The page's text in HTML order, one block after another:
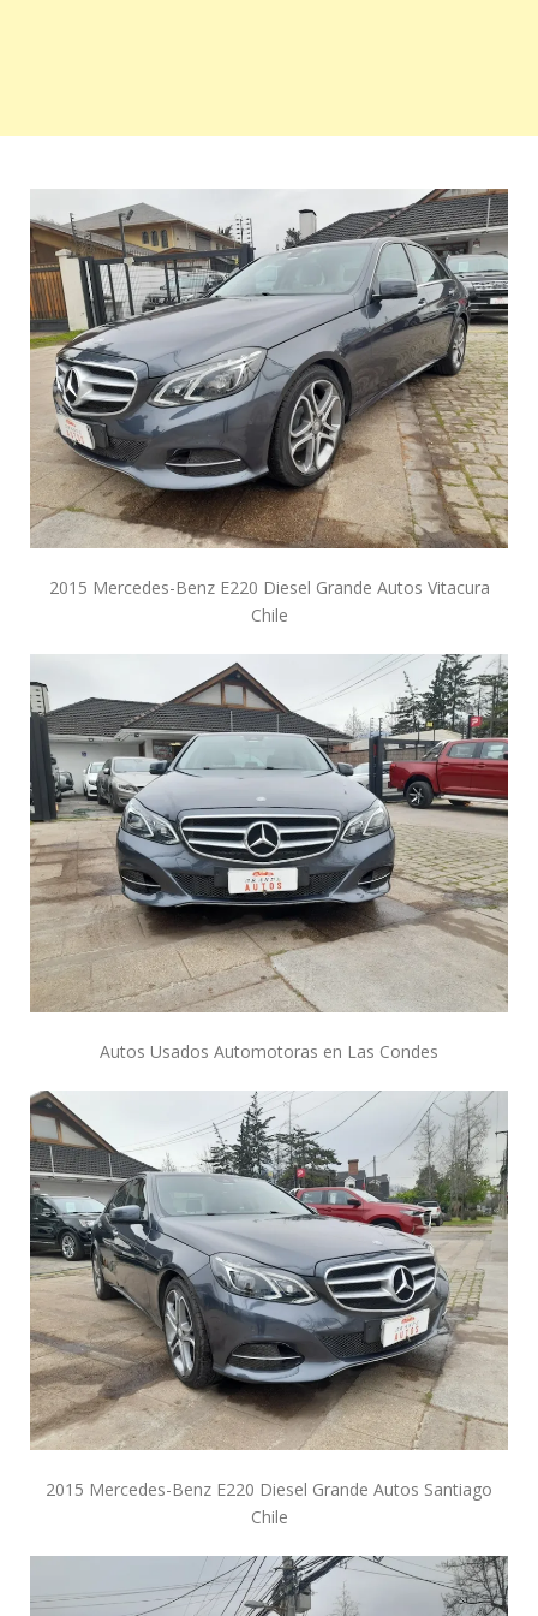
2015 Mercedes-Benz E220 Diesel Grande Autos Vitacura
Chile
Autos Usados Automotoras en Las Condes
2015 Mercedes-Benz E220 Diesel Grande Autos Santiago
Chile